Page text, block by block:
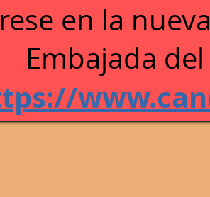
Blog Likesen la n
Embajada